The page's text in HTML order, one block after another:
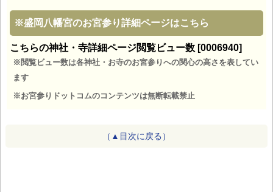
※盛岡八幡宮のお宮参り詳細ページはこちら
こちらの神社・寺詳細ページ閲覧ビュー数 [0006940]
※閲覧ビュー数は各神社・お寺のお宮参りへの関心の高さを表してい
ます
※お宮参りドットコムのコンテンツは無断転載禁止
（▲目次に戻る）